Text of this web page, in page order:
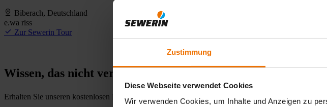
Zustimmung
Diese Webseite verwendet Cookies
Wir verwenden Cookies, um Inhalte und Anzeigen zu
Biberach, Deutschland
e.wa riss
Zur Sewerin Tour
Wissen, das nicht versickert. Der Newsletter für nachhaltigen
Erhalten Sie unseren kostenlosen Newsletter mit Praxistipps, Neuigkeiten und exklusiven